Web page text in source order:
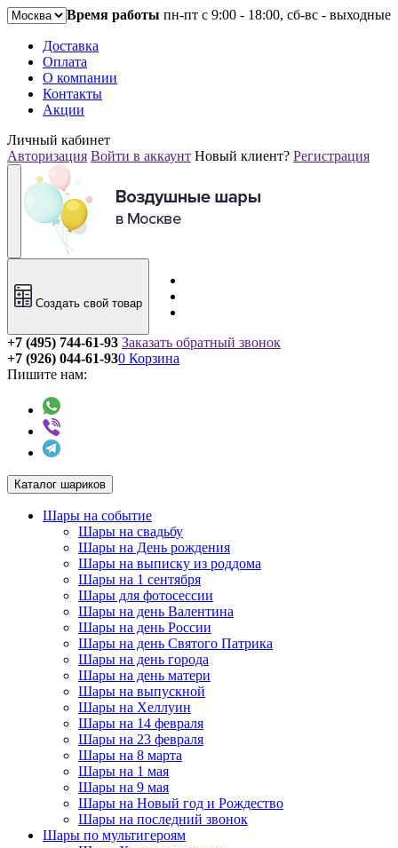
Время работы пн-пт с 9:00 - 18:00, сб-вс - выходные
Доставка
Оплата
О компании
Контакты
Акции
Личный кабинет
Авторизация Войти в аккаунт Новый клиент? Регистрация
Создать свой товар
+7 (495) 744-61-93 Заказать обратный звонок
+7 (926) 044-61-93
Пишите нам:
0 Корзина
Каталог шариков
Шары на событие
Шары на свадьбу
Шары на День рождения
Шары на выписку из роддома
Шары на 1 сентября
Шары для фотосессии
Шары на день Валентина
Шары на день России
Шары на день Святого Патрика
Шары на день города
Шары на день матери
Шары на выпускной
Шары на Хеллуин
Шары на 14 февраля
Шары на 23 февраля
Шары на 8 марта
Шары на 1 мая
Шары на 9 мая
Шары на Новый год и Рождество
Шары на последний звонок
Шары по мультигероям